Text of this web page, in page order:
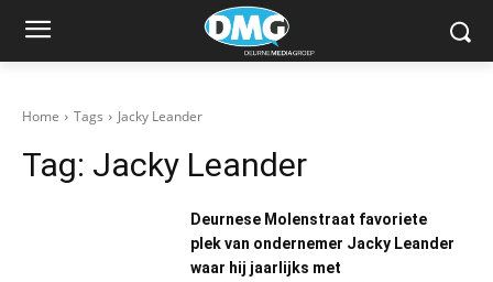
Home Tags Jacky Leander
Tag: Jacky Leander
Deurnese Molenstraat favoriete
plek van ondernemer Jacky Leander
waar hij jaarlijks met